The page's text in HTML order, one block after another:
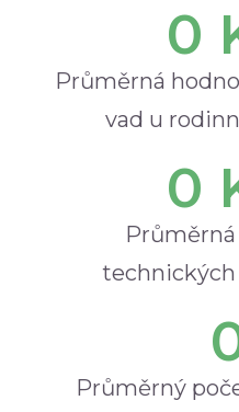
0
Průměrná
vad u
0
technických
Průměrný